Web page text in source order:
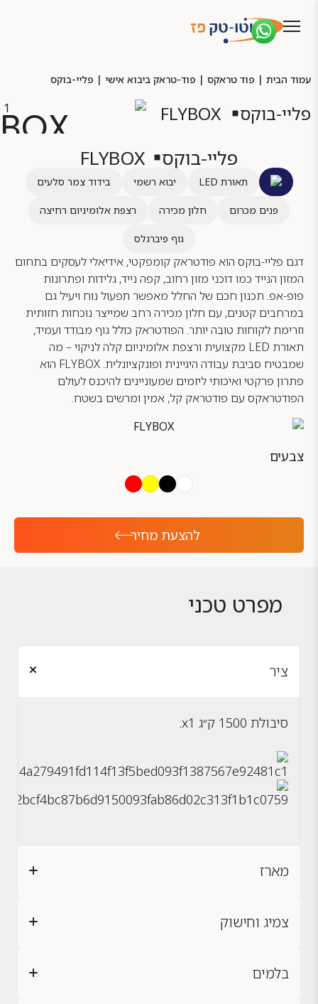
עמוד הבית | פוד טראקס | פוד-טראק ביבוא אישי | פליי-בוקס
פליי-בוקס FLYBOX
פליי-בוקס FLYBOX
תאורת LED יבוא רשמי בידוד צמר סלעים
פנים מכרום חלון מכירה רצפת אלומיניום רחיצה
גוף פיברגלס
דגם פליי-בוקס הוא פודטראק קומפקטי, אידיאלי לעסקים בתחום
המזון הנייד כמו דוכני מזון רחוב, קפה נייד, גלידות ופתרונות
פופ-אפ. תכנון חכם של החלל מאפשר תפעול נוח ויעיל גם
במרחבים קטנים, עם חלון מכירה רחב שמייצר נוכחות חזותית
וזרימת לקוחות טובה יותר. הפודטראק כולל גוף מבודד ועמיד,
תאורת LED מקצועית ורצפת אלומיניום קלה לניקוי – מה
שמבטיח סביבת עבודה היגיינית ופונקציונלית. FLYBOX הוא
פתרון פרקטי ואיכותי ליזמים שמעוניינים להיכנס לעולם
הפודטראקס עם פודטראק קל, אמין ומרשים בשטח.
צבעים
להצעת מחיר
מפרט טכני
ציר
סיבולת 1500 ק״ג x1.
מארז
צמיג וחישוק
בלמים